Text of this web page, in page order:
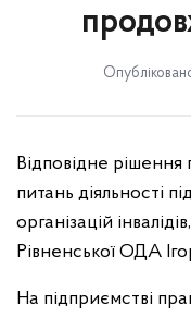
Відповідне рішення
питань діяльності
організацій інвалідів,
Рівненської ОДА
На підприємстві